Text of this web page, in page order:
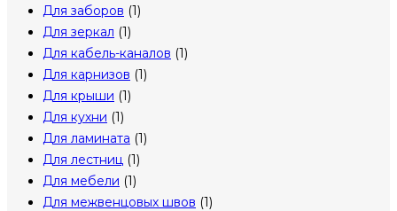
Для заборов (1)
Для зеркал (1)
Для кабель-каналов (1)
Для карнизов (1)
Для крыши (1)
Для кухни (1)
Для ламината (1)
Для лестниц (1)
Для мебели (1)
Для межвенцовых швов (1)